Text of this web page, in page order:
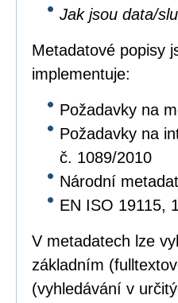
Jak jsou data/
Metadatové popisy
implementuje:
Požadavky na
Požadavky na
č. 1089/2010
Národní
EN ISO 19115,
V metadatech lze
základním
(vyhledávání v